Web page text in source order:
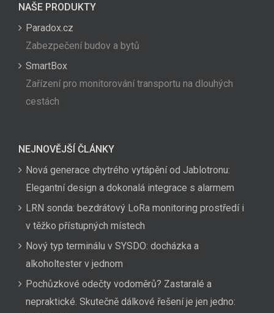
NAŠE PRODUKTY
Paradox.cz
Zabezpečení budov a bytů
SmartBox
Zařízení pro monitorování transportu na dlouhých
cestách
NEJNOVĚJŠÍ ČLÁNKY
Nová generace chytrého vytápění od Jablotronu:
Elegantní design a dokonalá integrace s alarmem
LRN sonda: bezdrátový LoRa monitoring prostředí i
v těžko přístupných místech
Nový typ terminálu v SYSDO: docházka a
alkoholtester v jednom
Pochůzkové odečty vodoměrů? Zastaralé a
nepraktické. Skutečně dálkové řešení je jen jedno: